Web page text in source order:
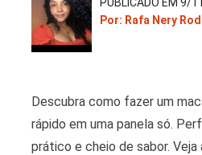
Por: Rafa Nery
Descubra como fazer um
rápido em uma panela só.
prático e cheio de sabor. Veja